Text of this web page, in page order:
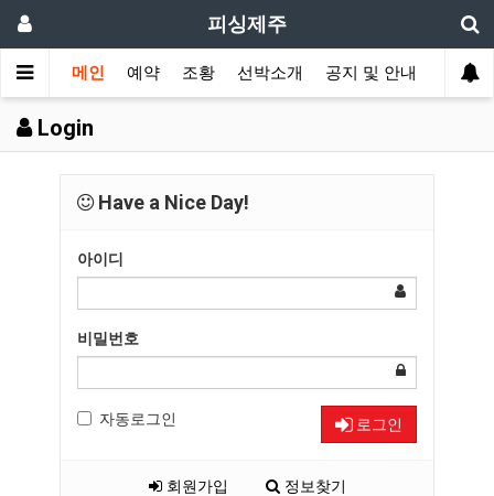
피싱제주
메인 예약 조황 선박소개 공지 및 안내
Login
Have a Nice Day!
아이디
비밀번호
자동로그인 로그인
회원가입 정보찾기